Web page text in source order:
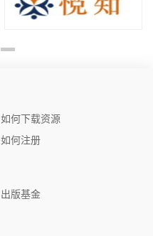
如何下载资源
如何注册
出版基金